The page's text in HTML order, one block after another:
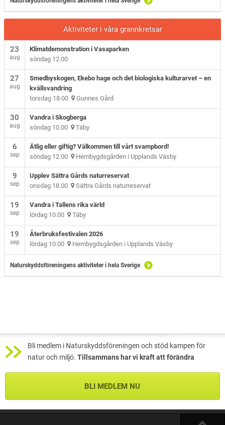
Aktiviteter i våra grannkretsar
23
aug
Klimatdemonstration i Vasaparken
söndag 12.00
27
aug
Smedbyskogen, Ekebo hage och det biologiska kulturarvet – en
kvällsvandring
torsdag 18.00 Gunnes Gård
30
aug
Vandra i Skogberga
söndag 10.00 Täby
6
sep
Ätlig eller giftig? Välkommen till vårt svampbord!
söndag 12.00 Hembygdsgården i Upplands Väsby
9
sep
Upplev Sättra Gårds naturreservat
onsdag 18.00 Sättra Gårds naturreservat
19
sep
Vandra i Tallens rika värld
lördag 10.00 Täby
19
sep
Återbruksfestivalen 2026
lördag 10.00 Hembygdsgården i Upplands Väsby
Naturskyddsföreningens aktiviteter i hela Sverige
Bli medlem i Naturskyddsföreningen och stöd kampen för
natur och miljö. Tillsammans har vi kraft att förändra
BLI MEDLEM NU